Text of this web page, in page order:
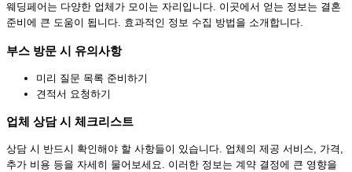
웨딩페어는 다양한 업체가 모이는 자리입니다. 이곳에서 얻는 정보는 결혼
준비에 큰 도움이 됩니다. 효과적인 정보 수집 방법을 소개합니다.
부스 방문 시 유의사항
미리 질문 목록 준비하기
견적서 요청하기
업체 상담 시 체크리스트
상담 시 반드시 확인해야 할 사항들이 있습니다. 업체의 제공 서비스, 가격,
추가 비용 등을 자세히 물어보세요. 이러한 정보는 계약 결정에 큰 영향을